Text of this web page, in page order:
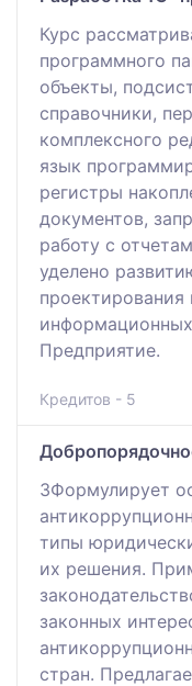
Курс
программного
объекты,
справочники,
комплексного
язык
регистры
документов,
работу с
уделено
проектирования
Предприятие.
Кредитов - 5
ЗФормулирует
типы
их решения.
законных
стран.